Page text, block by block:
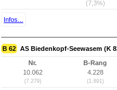
(7,3%)
Infos...
B 62 AS Biedenkopf-Seewasem (K
Nr.
10.062
(7.279)
B-Rang
4.228
(1.891)